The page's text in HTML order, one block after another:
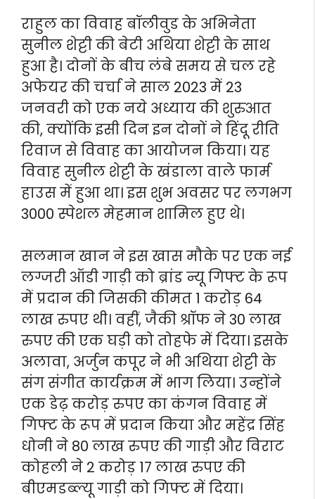
राहुल का विवाह बॉलीवुड के अभिनेता
सुनील शेट्टी की बेटी अथिया शेट्टी के साथ
हुआ है। दोनों के बीच लंबे समय से चल रहे
अफेयर की चर्चा ने साल 2023 में 23
जनवरी को एक नये अध्याय की शुरुआत
की, क्योंकि इसी दिन इन दोनों ने हिंदू रीति
रिवाज से विवाह का आयोजन किया। यह
विवाह सुनील शेट्टी के खंडाला वाले फार्म
हाउस में हुआ था। इस शुभ अवसर पर लगभग
3000 स्पेशल मेहमान शामिल हुए थे।
सलमान खान ने इस खास मौके पर एक नई
लग्जरी ऑडी गाड़ी को ब्रांड न्यू गिफ्ट के रूप
में प्रदान की जिसकी कीमत 1 करोड़ 64
लाख रुपए थी। वहीं, जैकी श्रॉफ ने 30 लाख
रुपए की एक घड़ी को तोहफे में दिया। इसके
अलावा, अर्जुन कपूर ने भी अथिया शेट्टी के
संग संगीत कार्यक्रम में भाग लिया। उन्होंने
एक डेढ़ करोड़ रुपए का कंगन विवाह में
गिफ्ट के रूप में प्रदान किया और महेंद्र सिंह
धोनी ने 80 लाख रुपए की गाड़ी और विराट
कोहली ने 2 करोड़ 17 लाख रुपए की
बीएमडब्ल्यू गाड़ी को गिफ्ट में दिया।